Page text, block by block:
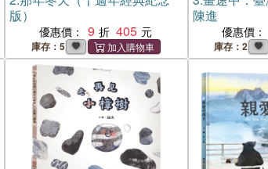
版）
優惠價： 9 405
庫存：5
陳進
優惠價：
庫存：2